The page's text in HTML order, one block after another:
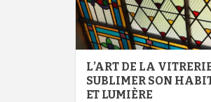
L’ART DE LA
SUBLIMER SON
ET LUMIÈRE